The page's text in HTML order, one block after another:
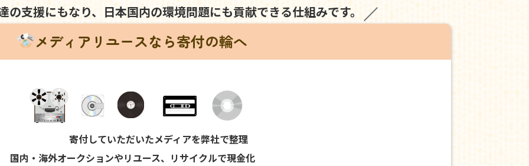
支援にもなり、 日本国内の環境問題にも貢献できる仕組みです。
メディアリユースなら寄付の輪へ
寄付していただいたメディアを弊社で整理
国内・海外オークションやリユース、リサイクルで現金化